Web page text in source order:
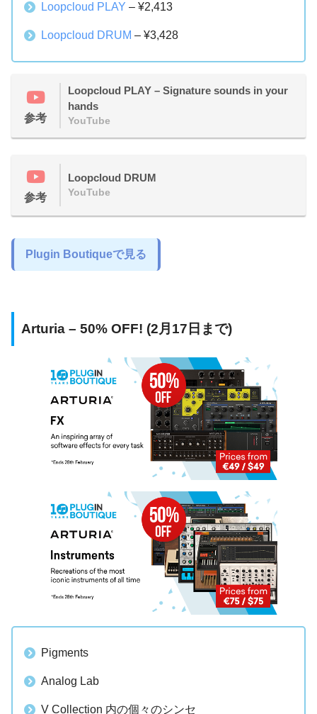
Loopcloud PLAY – ¥2,413
Loopcloud DRUM – ¥3,428
参考
Loopcloud PLAY – Signature sounds in your
hands
YouTube
参考
Loopcloud DRUM
YouTube
Plugin Boutiqueで見る
Arturia – 50% OFF! (2月17日まで)
Pigments
Analog Lab
V Collection 内の個々のシンセ